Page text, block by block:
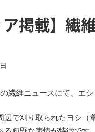
ア掲載】
繊維ニュースにて、エ
辺で刈り取られたヨシ